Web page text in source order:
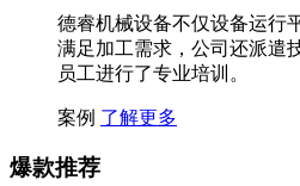
德睿机械设备不仅设备运行
满足加工需求，公司还派遣
员工进行了专业培训。
案例 了解更多
爆款推荐